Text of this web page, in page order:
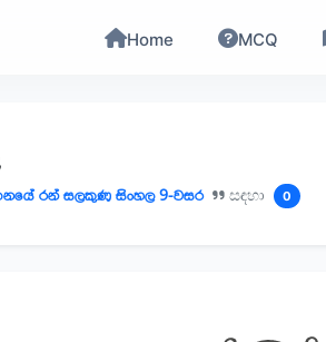
Home MCQ
රන් සලකුණ සිංහල 9-වසර සඳහා 0